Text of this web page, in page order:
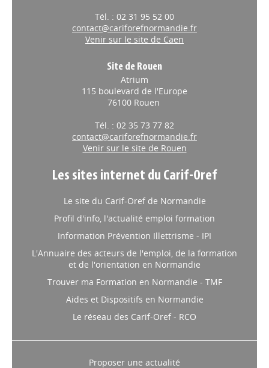
Tél. : 02 31 95 52 00
contact@cariforefnormandie.fr
Venir sur le site de Caen
Site de Rouen
Atrium
115 boulevard de l'Europe
76100 Rouen
Tél. : 02 35 73 77 82
contact@cariforefnormandie.fr
Venir sur le site de Rouen
Les sites internet du Carif-Oref
Le site du Carif-Oref de Normandie
Profil d'info, l'actualité emploi formation
Information Prévention Illettrisme - IPI
L'Annuaire des acteurs de l'emploi, de la formation
et de l'orientation en Normandie
Trouver ma Formation en Normandie - TMF
Aides et Dispositifs en Normandie
Le réseau des Carif-Oref - RCO
Proposer une actualité